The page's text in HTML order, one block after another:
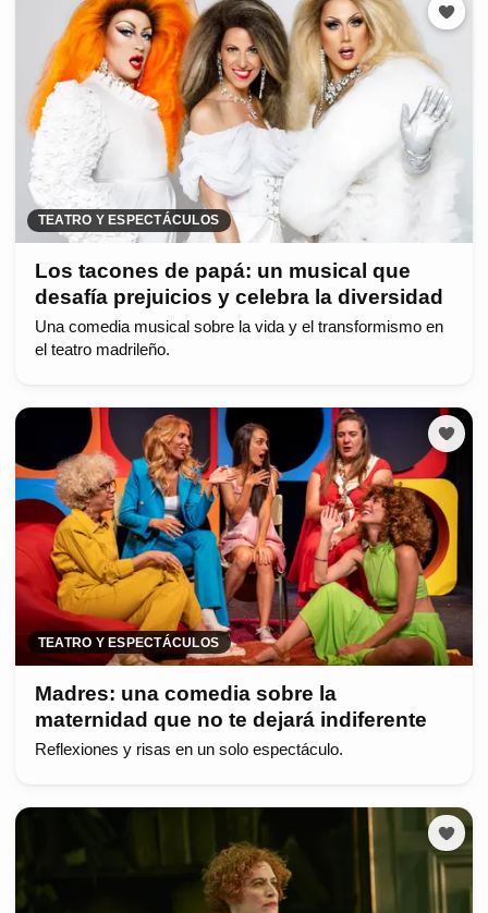
TEATRO Y ESPECTÁCULOS
Los tacones de papá: un musical que
desafía prejuicios y celebra la diversidad
Una comedia musical sobre la vida y el transformismo en
el teatro madrileño.
TEATRO Y ESPECTÁCULOS
Madres: una comedia sobre la
maternidad que no te dejará indiferente
Reflexiones y risas en un solo espectáculo.